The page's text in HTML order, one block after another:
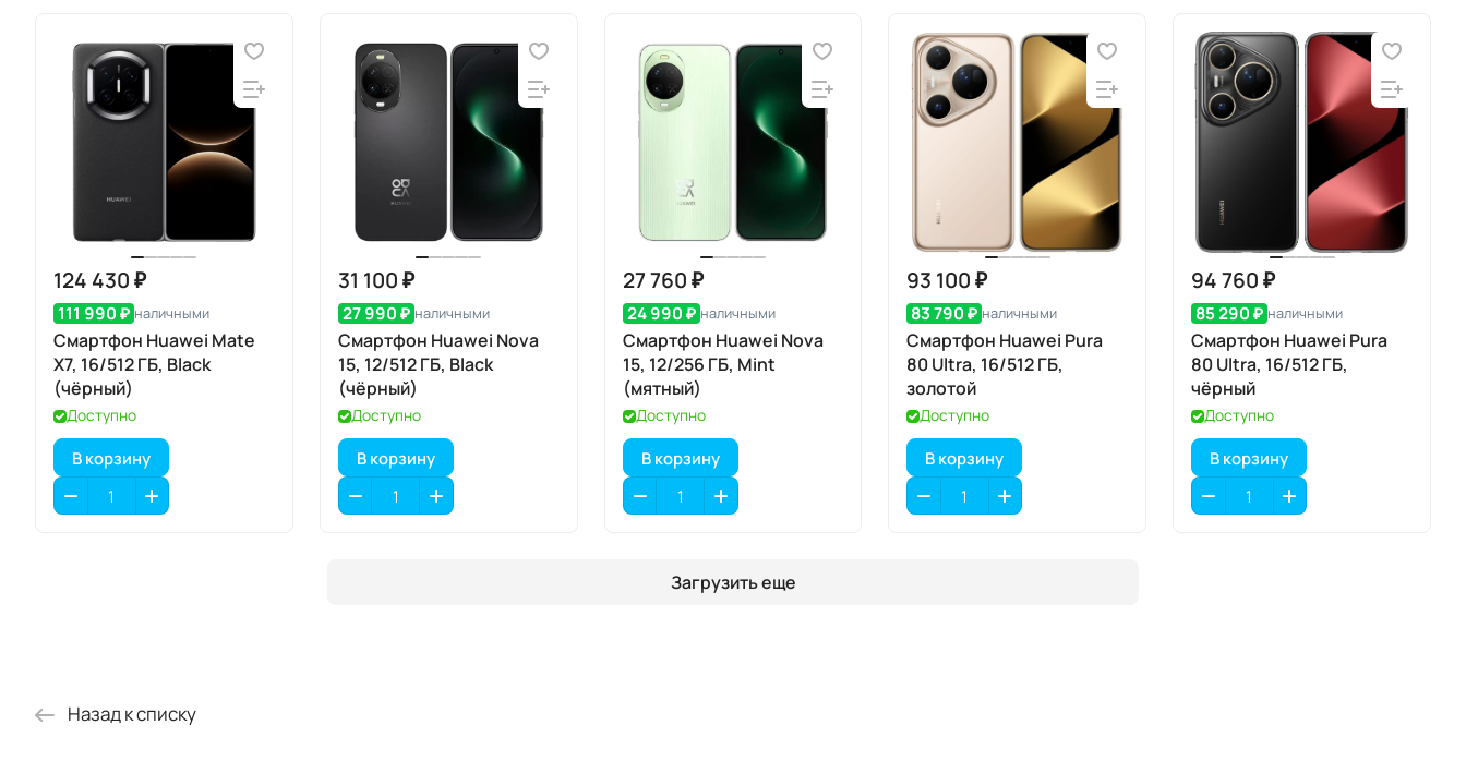
124 430 ₽
111 990 ₽ наличными
Смартфон Huawei Mate
X7, 16/512 ГБ, Black
(чёрный)
Доступно
В корзину
31 100 ₽
27 990 ₽ наличными
Смартфон Huawei Nova
15, 12/512 ГБ, Black
(чёрный)
Доступно
В корзину
27 760 ₽
24 990 ₽ наличными
Смартфон Huawei Nova
15, 12/256 ГБ, Mint
(мятный)
Доступно
В корзину
93 100 ₽
83 790 ₽ наличными
Смартфон Huawei Pura
80 Ultra, 16/512 ГБ,
золотой
Доступно
В корзину
94 760 ₽
85 290 ₽ наличными
Смартфон Huawei Pura
80 Ultra, 16/512 ГБ,
чёрный
Доступно
В корзину
Загрузить еще
Назад к списку